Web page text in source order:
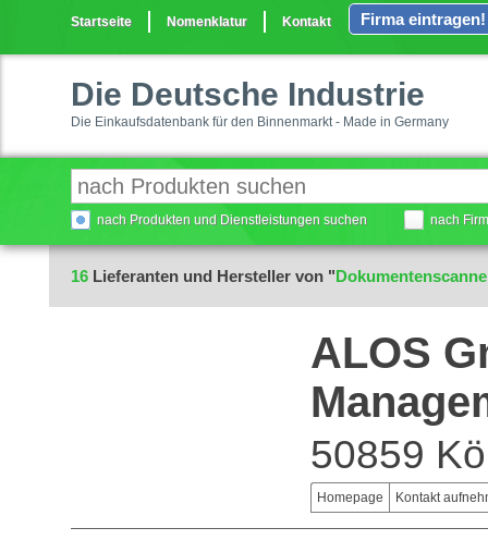
Startseite Nomenklatur Kontakt Firma eintragen!
Die Deutsche Industrie
Die Einkaufsdatenbank für den Binnenmarkt - Made in Germany
nach Produkten und Dienstleistungen suchen nach
16 Lieferanten und Hersteller von "
ALOS
50859
Homepage Kontakt